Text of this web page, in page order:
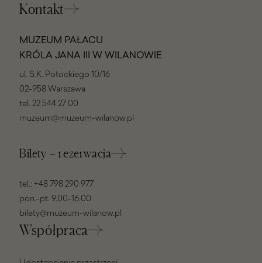
Kontakt
MUZEUM PAŁACU
KRÓLA JANA III W WILANOWIE
ul. S.K. Potockiego 10/16
02-958 Warszawa
tel. 22 544 27 00
muzeum@muzeum-wilanow.pl
Bilety – rezerwacja
tel.: +48 798 290 977
pon.-pt. 9.00-16.00
bilety@muzeum-wilanow.pl
Współpraca